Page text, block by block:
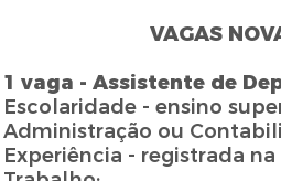
VAGAS
1 vaga - Assistente de
Escolaridade - ensino
Administração ou
Experiência - registrada